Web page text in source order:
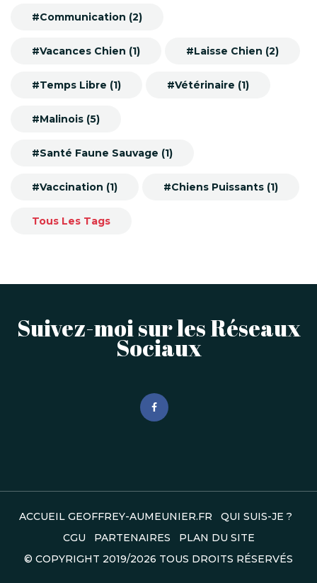
#Communication (2)
#Vacances Chien (1) #Laisse Chien (2)
#Temps Libre (1) #Vétérinaire (1)
#Malinois (5)
#Santé Faune Sauvage (1)
#Vaccination (1) #Chiens Puissants (1)
Tous Les Tags
Suivez-moi sur les Réseaux
Sociaux
ACCUEIL GEOFFREY-AUMEUNIER.FR
QUI SUIS-JE ?
CGU
PARTENAIRES
PLAN DU SITE
© COPYRIGHT 2019/2026 TOUS DROITS RÉSERVÉS